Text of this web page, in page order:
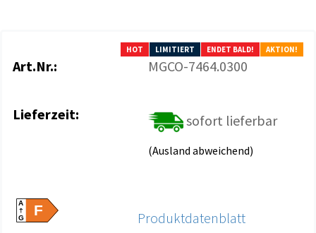
HOT LIMITIERT ENDET BALD! AKTION!
Art.Nr.: MGCO-7464.0300
Lieferzeit: sofort lieferbar
(Ausland abweichend)
A
GF Produktdatenblatt